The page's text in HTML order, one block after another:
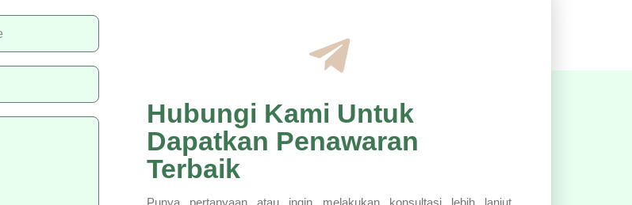
Hubungi Kami Untuk
Dapatkan Penawaran
Terbaik
Punya pertanyaan atau ingin melakukan konsultasi lebih lanjut